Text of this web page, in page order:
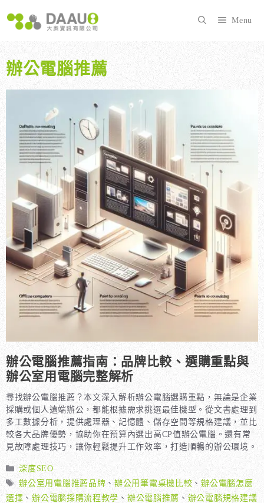
至
內
容
Menu
辦公電腦推薦
辦公電腦推薦指南：品牌比較、選購重點與
辦公室用電腦完整解析
尋找辦公電腦推薦？本文深入解析辦公電腦選購重點，無論是企業
採購或個人遠端辦公，都能根據需求挑選最佳機型。從文書處理到
多工數據分析，提供處理器、記憶體、儲存空間等規格建議，並比
較各大品牌優勢，協助你在預算內選出高CP值辦公電腦。還有常
見故障處理技巧，讓你輕鬆提升工作效率，打造順暢的辦公環境。
分
類
深度SEO
標
籤
辦公室用電腦推薦品牌 、辦公用筆電桌機比較 、辦公電腦怎麼
選擇 、辦公電腦採購流程教學 、 辦公電腦推薦 、 辦公電腦規格建議